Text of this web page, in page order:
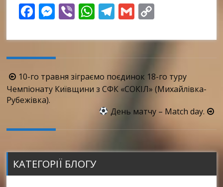
Facebook
Messenger
ViberWhatsApp
Telegram
Gmail
Навігація
по
запису
10-го травня зіграємо поєдинок 18-го туру
Чемпіонату Київщини з СФК «СОКІЛ» (Михайлівка-
Рубежівка).
День матчу – Match day.
КАТЕГОРІЇ БЛОГУ